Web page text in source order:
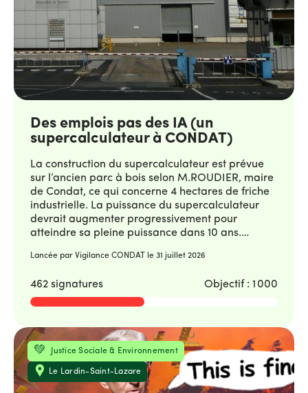
Des emplois pas des IA (un
supercalculateur à CONDAT)
La construction du supercalculateur est prévue
sur l’ancien parc à bois selon M.ROUDIER, maire
de Condat, ce qui concerne 4 hectares de friche
industrielle. La puissance du supercalculateur
devrait augmenter progressivement pour
atteindre sa pleine puissance dans 10 ans.
supercalculateur, contrairement à un data center
qu'il "calcule" des données. C'est pourquoi il
consommera beaucoup d’électricité et produira
volume d’eau non négligeable, nécessaire à son
refroidissement, même en circuit fermé. Condat,
Le Lardin et les communes environnantes ne sont
pas épargnées par les vagues de chaleur et les
restrictions d’eau en période de sécheresse. Il
Lancée par Vigilance CONDAT le 31 juillet 2026
462 signatures Objectif : 1 000
Thématique
Justice Sociale & Environnement
Localisation
Le Lardin-Saint-Lazare